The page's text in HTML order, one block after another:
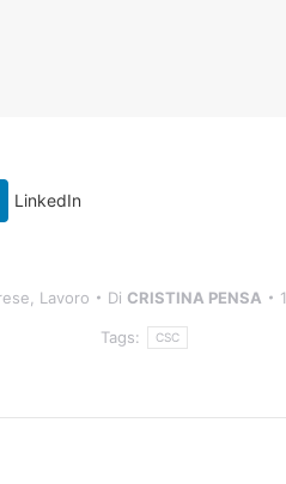
LinkedIn
Lavoro Di CRISTINA PENSA
Tags: CSC